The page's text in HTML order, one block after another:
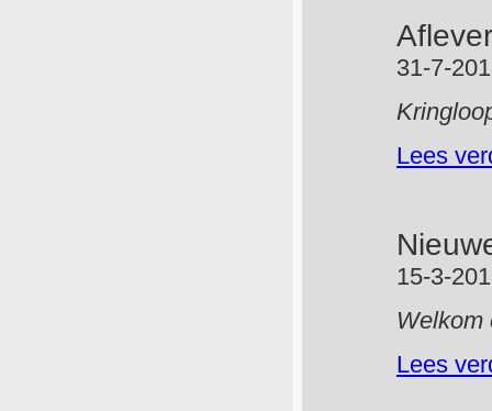
31-7-
Lees
15-3-
Welkom
Lees